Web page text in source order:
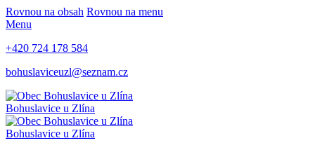
Rovnou na obsah Rovnou na menu
Menu
+420 724 178 584
bohuslaviceuzl@seznam.cz
Bohuslavice u Zlína
Bohuslavice u Zlína